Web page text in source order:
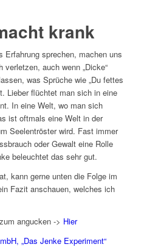
krank
sprechen, machen uns
auch wenn „Dicke“
was Sprüche wie „Du fettes
Lieber flüchtet man sich in eine
In eine Welt, wo man sich
ist oftmals eine Welt in der
Seelentröster wird. Fast immer
oder Gewalt eine Rolle
beleuchtet das sehr gut.
kann gerne unten die Folge im
Fazit anschauen, welches ich
angucken -> Hier
„Das Jenke Experiment“